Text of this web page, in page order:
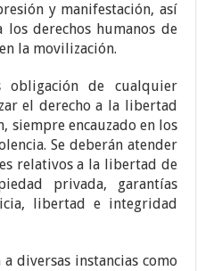
y manifestación, así
derechos humanos de
la movilización.
obligación de cualquier
el derecho a la libertad
siempre encauzado en los
Se deberán atender
relativos a la libertad de
privada, garantías
libertad e integridad
diversas instancias como